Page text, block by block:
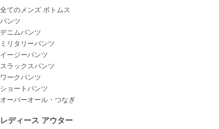
全てのメンズ ボトムス
パンツ
デニムパンツ
ミリタリーパンツ
イージーパンツ
スラックスパンツ
ワークパンツ
ショートパンツ
オーバーオール・つなぎ
レディース アウター